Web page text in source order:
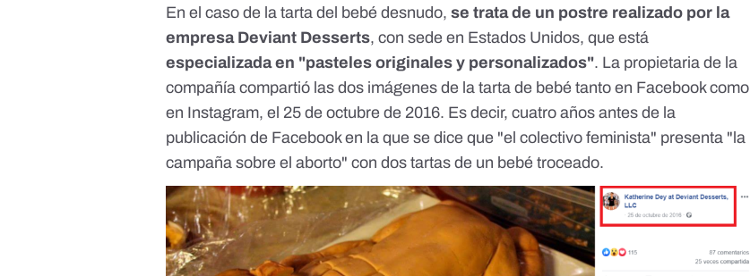
En el caso de la tarta del bebé desnudo, se trata de un postre realizado por la
empresa Deviant Desserts, con sede en Estados Unidos, que está
especializada en "pasteles originales y personalizados". La propietaria de la
compañía compartió las dos imágenes de la tarta de bebé tanto en Facebookcomo
en Instagram, el 25 de octubre de 2016. Es decir, cuatro años antes de la
publicación de Facebook en la que se dice que "el colectivo feminista" presenta "la
campaña sobre el aborto" con dos tartas de un bebé troceado.